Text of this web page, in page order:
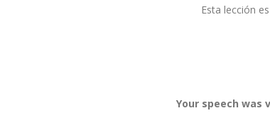
Esta lección
Your speech was